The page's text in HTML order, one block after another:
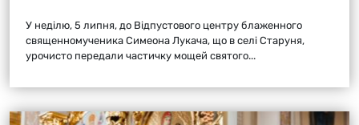
У неділю, 5 липня, до Відпустового центру блаженного
священномученика Симеона Лукача, що в селі Старуня,
урочисто передали частичку мощей святого...